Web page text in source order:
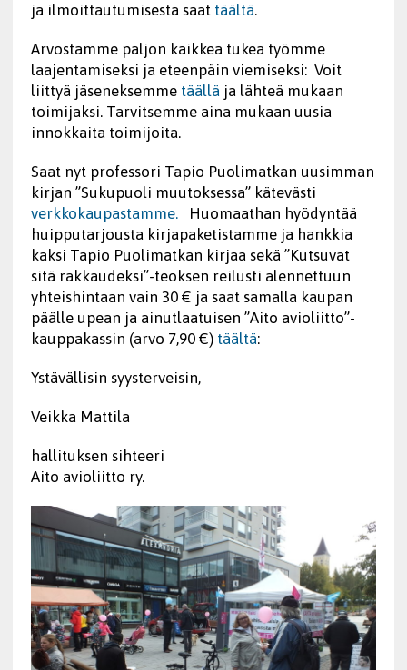
ja ilmoittautumisesta saat täältä.
Arvostamme paljon kaikkea tukea työmme
laajentamiseksi ja eteenpäin viemiseksi: Voit
liittyä jäseneksemmetäällä ja lähteä mukaan
toimijaksi. Tarvitsemme aina mukaan uusia
innokkaita toimijoita.
Saat nyt professori Tapio Puolimatkan uusimman
kirjan ”Sukupuoli muutoksessa” kätevästi
verkkokaupastamme.Huomaathan hyödyntää
huipputarjousta kirjapaketistamme ja hankkia
kaksi Tapio Puolimatkan kirjaa sekä ”Kutsuvat
sitä rakkaudeksi”-teoksen reilusti alennettuun
yhteishintaan vain 30 € ja saat samalla kaupan
päälle upean ja ainutlaatuisen ”Aito avioliitto”-
kauppakassin (arvo 7,90 €) täältä:
Ystävällisin syysterveisin,
Veikka Mattila
hallituksen sihteeri
Aito avioliitto ry.